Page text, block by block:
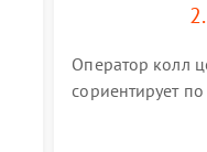
Оператор колл
сориентирует